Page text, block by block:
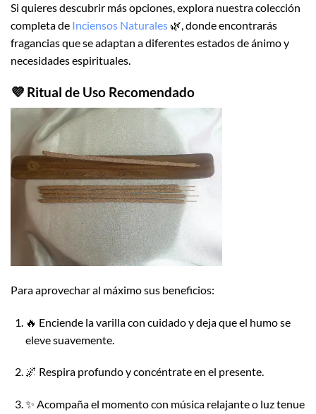
Si quieres descubrir más opciones, explora nuestra colección
completa de Inciensos Naturales 🌿, donde encontrarás
fragancias que se adaptan a diferentes estados de ánimo y
necesidades espirituales.
💜 Ritual de Uso Recomendado
Para aprovechar al máximo sus beneficios:
🔥 Enciende la varilla con cuidado y deja que el humo se
eleve suavemente.
🌌 Respira profundo y concéntrate en el presente.
✨ Acompaña el momento con música relajante o luz tenue